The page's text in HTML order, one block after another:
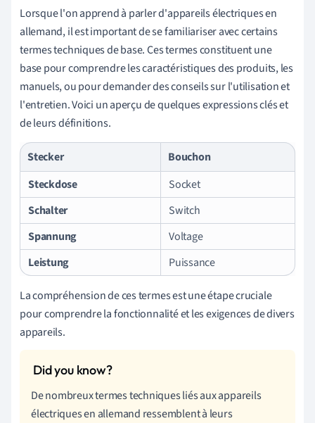
Lorsque l'on apprend à parler d'appareils électriques en
allemand, il est important de se familiariser avec certains
termes techniques de base. Ces termes constituent une
base pour comprendre les caractéristiques des produits, les
manuels, ou pour demander des conseils sur l'utilisation et
l'entretien. Voici un aperçu de quelques expressions clés et
de leurs définitions.
Stecker
Bouchon
Steckdose
Socket
Schalter
Switch
Spannung
Voltage
Leistung
Puissance
La compréhension de ces termes est une étape cruciale
pour comprendre la fonctionnalité et les exigences de divers
appareils.
De nombreux termes techniques liés aux appareils
électriques en allemand ressemblent à leurs